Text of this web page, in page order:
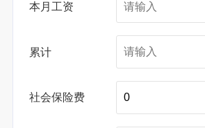
本月工资
累计
社会保险费